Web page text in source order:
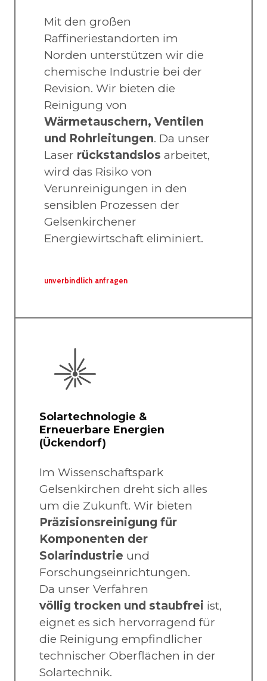
Mit den großen
Raffineriestandorten im
Norden unterstützen wir die
chemische Industrie bei der
Revision. Wir bieten die
Reinigung von
Wärmetauschern, Ventilen
und Rohrleitungen. Da unser
Laser rückstandslos arbeitet,
wird das Risiko von
Verunreinigungen in den
sensiblen Prozessen der
Gelsenkirchener
Energiewirtschaft eliminiert.
unverbindlich anfragen
Solartechnologie &
Erneuerbare Energien
(Ückendorf)
Im Wissenschaftspark
Gelsenkirchen dreht sich alles
um die Zukunft. Wir bieten
Präzisionsreinigung für
Komponenten der
Solarindustrie und
Forschungseinrichtungen.
Da unser Verfahren
völlig trocken und staubfrei ist,
eignet es sich hervorragend für
die Reinigung empfindlicher
technischer Oberflächen in der
Solartechnik.